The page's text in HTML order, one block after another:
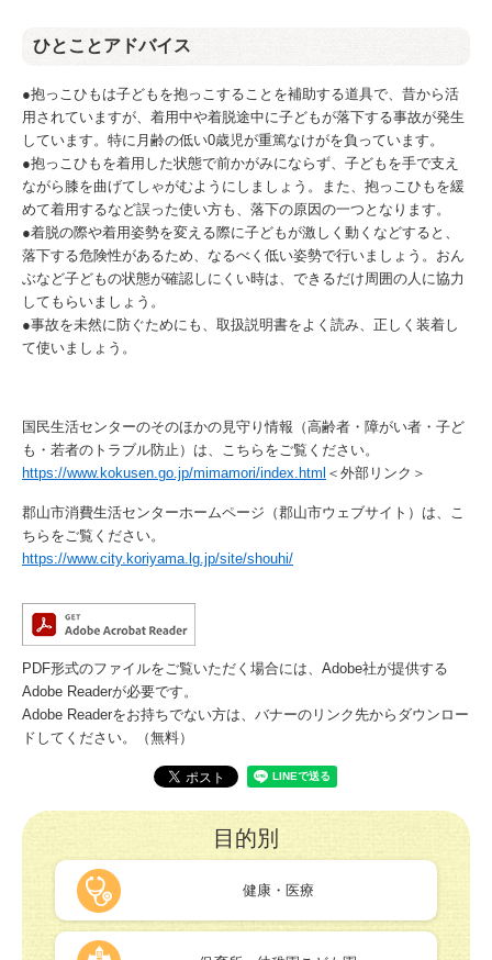
ひとことアドバイス
●抱っこひもは子どもを抱っこすることを補助する道具で、昔から活
用されていますが、着用中や着脱途中に子どもが落下する事故が発生
しています。特に月齢の低い0歳児が重篤なけがを負っています。
●抱っこひもを着用した状態で前かがみにならず、子どもを手で支え
ながら膝を曲げてしゃがむようにしましょう。また、抱っこひもを緩
めて着用するなど誤った使い方も、落下の原因の一つとなります。
●着脱の際や着用姿勢を変える際に子どもが激しく動くなどすると、
落下する危険性があるため、なるべく低い姿勢で行いましょう。おん
ぶなど子どもの状態が確認しにくい時は、できるだけ周囲の人に協力
してもらいましょう。
●事故を未然に防ぐためにも、取扱説明書をよく読み、正しく装着し
て使いましょう。​
国民生活センターのそのほかの見守り情報（高齢者・障がい者・子ど
も・若者のトラブル防止）は、こちらをご覧ください。​
https://www.kokusen.go.jp/mimamori/index.html ＜外部リンク＞
郡山市消費生活センターホームページ（郡山市ウェブサイト）は、こ
ちらをご覧ください。
https://www.city.koriyama.lg.jp/site/shouhi/
PDF形式のファイルをご覧いただく場合には、Adobe社が提供する
Adobe Readerが必要です。
Adobe Readerをお持ちでない方は、バナーのリンク先からダウンロー
ドしてください。（無料）
目的別
健康・医療